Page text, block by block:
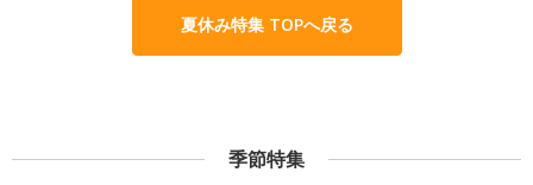
夏休み特集 TOPへ戻る
季節特集